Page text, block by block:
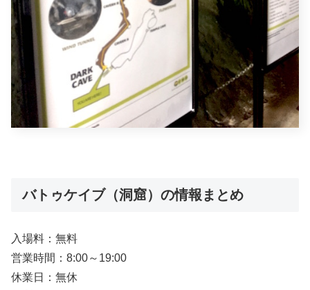
バトゥケイブ（洞窟）の情報まとめ
入場料：無料
営業時間：8:00～19:00
休業日：無休